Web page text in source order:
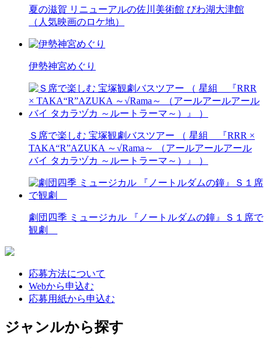
夏の滋賀 リニューアルの佐川美術館 びわ湖大津館
（人気映画のロケ地）
伊勢神宮めぐり
Ｓ席で楽しむ 宝塚観劇バスツアー （ 星組 『RRR ×
TAKA“R”AZUKA ～√Rama～ （アールアールアール
バイ タカラヅカ ～ルートラーマ～）』 ）
劇団四季 ミュージカル 『ノートルダムの鐘』Ｓ１席で
観劇
応募方法について
Webから申込む
応募用紙から申込む
ジャンルから探す